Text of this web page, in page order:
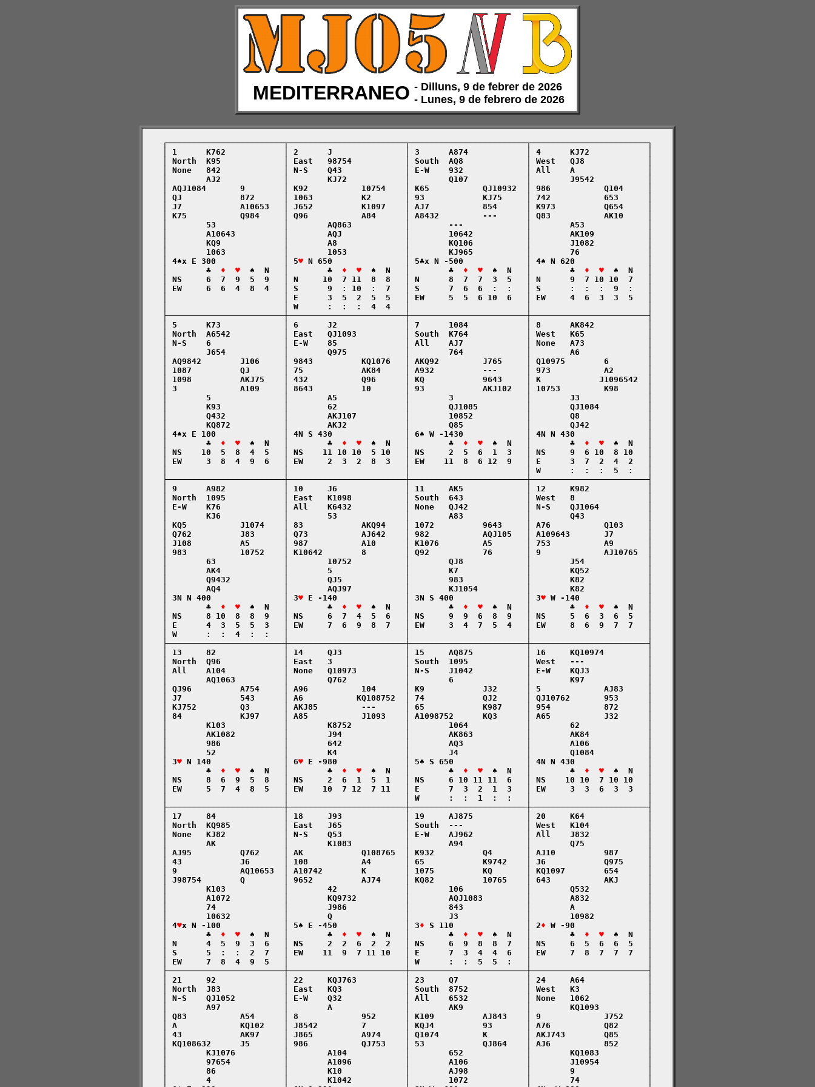
MEDITERRANEO ‑ Dilluns, 9 de febrer de 2026
‑ Lunes, 9 de febrero de 2026
    ┌────────────────────────┬────────────────────────┬────────────────────────┬────────────────────────┐
    │ 1      K762            │ 2      J               │ 3      A874            │ 4      KJ72            │
    │ North  K95             │ East   98754           │ South  AQ8             │ West   QJ8             │
    │ None   842             │ N-S    Q43             │ E-W    932             │ All    A               │
    │        AJ2             │        KJ72            │        Q107            │        J9542           │
    │ AQJ1084       9        │ K92           10754    │ K65           QJ10932  │ 986           Q104     │
    │ QJ            872      │ 1063          K2       │ 93            KJ75     │ 742           653      │
    │ J7            A10653   │ J652          K1097    │ AJ7           854      │ K973          Q654     │
    │ K75           Q984     │ Q96           A84      │ A8432         ---      │ Q83           AK10     │
    │        53              │        AQ863           │        ---             │        A53             │
    │        A10643          │        AQJ             │        10642           │        AK109           │
    │        KQ9             │        A8              │        KQ106           │        J1082           │
    │        1063            │        1053            │        KJ965           │        76              │
    │ 4♠x E 300              │ 5
♥ N 650               │ 5♣x N -500             │ 4♠ N 620               │
    │        ♣
♦  ♥
  ♠  N   │        ♣
♦  ♥
  ♠  N   │        ♣
♦  ♥
  ♠  N   │        ♣
♦  ♥
  ♠  N   │
    │ NS     6  7  9  5  9   │ N     10  7 11  8  8   │ N      8  7  7  3  5   │ N      9  7 10 10  7   │
    │ EW     6  6  4  8  4   │ S      9  : 10  :  7   │ S      7  6  6  :  :   │ S      :  :  :  9  :   │
    │                        │ E      3  5  2  5  5   │ EW     5  5  6 10  6   │ EW     4  6  3  3  5   │
    │                        │ W      :  :  :  4  4   │                        │                        │
    ├────────────────────────┼────────────────────────┼────────────────────────┼────────────────────────┤
    │ 5      K73             │ 6      J2              │ 7      1084            │ 8      AK842           │
    │ North  A6542           │ East   QJ1093          │ South  K764            │ West   K65             │
    │ N-S    6               │ E-W    85              │ All    AJ7             │ None   A73             │
    │        J654            │        Q975            │        764             │        A6              │
    │ AQ9842        J106     │ 9843          KQ1076   │ AKQ92         J765     │ Q10975        6        │
    │ 1087          QJ       │ 75            AK84     │ A932          ---      │ 973           A2       │
    │ 1098          AKJ75    │ 432           Q96      │ KQ            9643     │ K            J1096542  │
    │ 3             A109     │ 8643          10       │ 93            AKJ102   │ 10753         K98      │
    │        5               │        A5              │        3               │        J3              │
    │        K93             │        62              │        QJ1085          │        QJ1084          │
    │        Q432            │        AKJ107          │        10852           │        Q8              │
    │        KQ872           │        AKJ2            │        Q85             │        QJ42            │
    │ 4♠x E 100              │ 4N S 430               │ 6♠ W -1430             │ 4N N 430               │
    │        ♣
♦  ♥
  ♠  N   │        ♣
♦  ♥
  ♠  N   │        ♣
♦  ♥
  ♠  N   │        ♣
♦  ♥
  ♠  N   │
    │ NS    10  5  8  4  5   │ NS    11 10 10  5 10   │ NS     2  5  6  1  3   │ NS     9  6 10  8 10   │
    │ EW     3  8  4  9  6   │ EW     2  3  2  8  3   │ EW    11  8  6 12  9   │ E      3  7  2  4  2   │
    │                        │                        │                        │ W      :  :  :  5  :   │
    ├────────────────────────┼────────────────────────┼────────────────────────┼────────────────────────┤
    │ 9      A982            │ 10     J6              │ 11     AK5             │ 12     K982            │
    │ North  1095            │ East   K1098           │ South  643             │ West   8               │
    │ E-W    K76             │ All    K6432           │ None   QJ42            │ N-S    QJ1064          │
    │        KJ6             │        53              │        A83             │        Q43             │
    │ KQ5           J1074    │ 83            AKQ94    │ 1072          9643     │ A76           Q103     │
    │ Q762          J83      │ Q73           AJ642    │ 982           AQJ105   │ A109643       J7       │
    │ J108          A5       │ 987           A10      │ K1076         A5       │ 753           A9       │
    │ 983           10752    │ K10642        8        │ Q92           76       │ 9             AJ10765  │
    │        63              │        10752           │        QJ8             │        J54             │
    │        AK4             │        5               │        K7              │        KQ52            │
    │        Q9432           │        QJ5             │        983             │        K82             │
    │        AQ4             │        AQJ97           │        KJ1054          │        K82             │
    │ 3N N 400               │ 3
♥ E -140              │ 3N S 400               │ 3♥ W -140              │
    │        ♣
♦  ♥
  ♠  N   │        ♣
♦  ♥
  ♠  N   │        ♣
♦  ♥
  ♠  N   │        ♣
♦  ♥
  ♠  N   │
    │ NS     8 10  8  8  9   │ NS     6  7  4  5  6   │ NS     9  9  6  8  9   │ NS     5  6  3  6  5   │
    │ E      4  3  5  5  3   │ EW     7  6  9  8  7   │ EW     3  4  7  5  4   │ EW     8  6  9  7  7   │
    │ W      :  :  4  :  :   │                        │                        │                        │
    ├────────────────────────┼────────────────────────┼────────────────────────┼────────────────────────┤
    │ 13     82              │ 14     QJ3             │ 15     AQ875           │ 16     KQ10974         │
    │ North  Q96             │ East   3               │ South  1095            │ West   ---             │
    │ All    A104            │ None   Q10973          │ N-S    J1042           │ E-W    KQJ3            │
    │        AQ1063          │        Q762            │        6               │        K97             │
    │ QJ96          A754     │ A96           104      │ K9            J32      │ 5             AJ83     │
    │ J7            543      │ A6           KQ108752  │ 74            QJ2      │ QJ10762       953      │
    │ KJ752         Q3       │ AKJ85         ---      │ 65            K987     │ 954           872      │
    │ 84            KJ97     │ A85           J1093    │ A1098752      KQ3      │ A65           J32      │
    │        K103            │        K8752           │        1064            │        62              │
    │        AK1082          │        J94             │        AK863           │        AK84            │
    │        986             │        642             │        AQ3             │        A106            │
    │        52              │        K4              │        J4              │        Q1084           │
    │ 3
♥ N 140               │ 6♥ E -980              │ 5♠ S 650               │ 4N N 430               │
    │        ♣
♦  ♥
  ♠  N   │        ♣
♦  ♥
  ♠  N   │        ♣
♦  ♥
  ♠  N   │        ♣
♦  ♥
  ♠  N   │
    │ NS     8  6  9  5  8   │ NS     2  6  1  5  1   │ NS     6 10 11 11  6   │ NS    10 10  7 10 10   │
    │ EW     5  7  4  8  5   │ EW    10  7 12  7 11   │ E      7  3  2  1  3   │ EW     3  3  6  3  3   │
    │                        │                        │ W      :  :  1  :  :   │                        │
    ├────────────────────────┼────────────────────────┼────────────────────────┼────────────────────────┤
    │ 17     84              │ 18     J93             │ 19     AJ875           │ 20     K64             │
    │ North  KQ985           │ East   J65             │ South  ---             │ West   K104            │
    │ None   KJ82            │ N-S    Q53             │ E-W    AJ962           │ All    J832            │
    │        AK              │        K1083           │        A94             │        Q75             │
    │ AJ95          Q762     │ AK            Q108765  │ K932          Q4       │ AJ10          987      │
    │ 43            J6       │ 108           A4       │ 65            K9742    │ J6            Q975     │
    │ 9             AQ10653  │ A10742        K        │ 1075          KQ       │ KQ1097        654      │
    │ J98754        Q        │ 9652          AJ74     │ KQ82          10765    │ 643           AKJ      │
    │        K103            │        42              │        106             │        Q532            │
    │        A1072           │        KQ9732          │        AQJ1083         │        A832            │
    │        74              │        J986            │        843             │        A               │
    │        10632           │        Q               │        J3              │        10982           │
    │ 4
♥x N -100             │ 5♠ E -450              │ 3♦ S 110               │ 2♦ W -90               │
    │        ♣
♦  ♥
  ♠  N   │        ♣
♦  ♥
  ♠  N   │        ♣
♦  ♥
  ♠  N   │        ♣
♦  ♥
  ♠  N   │
    │ N      4  5  9  3  6   │ NS     2  2  6  2  2   │ NS     6  9  8  8  7   │ NS     6  5  6  6  5   │
    │ S      5  :  :  2  7   │ EW    11  9  7 11 10   │ E      7  3  4  4  6   │ EW     7  8  7  7  7   │
    │ EW     7  8  4  9  5   │                        │ W      :  :  5  5  :   │                        │
    ├────────────────────────┼────────────────────────┼────────────────────────┼────────────────────────┤
    │ 21     92              │ 22     KQJ763          │ 23     Q7              │ 24     A64             │
    │ North  J83             │ East   KQ3             │ South  8752            │ West   K3              │
    │ N-S    QJ1052          │ E-W    Q32             │ All    6532            │ None   1062            │
    │        A97             │        A               │        AK9             │        KQ1093          │
    │ Q83           A54      │ 8             952      │ K109          AJ843    │ 9             J752     │
    │ A             KQ102    │ J8542         7        │ KQJ4          93       │ A76           Q82      │
    │ 43            AK97     │ J865          A974     │ Q1074         K        │ AKJ743        Q85      │
    │ KQ108632      J5       │ 986           QJ753    │ 53            QJ864    │ AJ6           852      │
    │        KJ1076          │        A104            │        652             │        KQ1083          │
    │        97654           │        A1096           │        A106            │        J10954          │
    │        86              │        K10             │        AJ98            │        9               │
    │        4               │        K1042           │        1072            │        74              │